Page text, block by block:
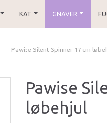
KAT GNAVER
Pawise Silent Spinner 17 cm
Pawise
løbehjul